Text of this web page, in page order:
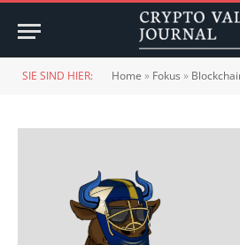
SIE SIND HIER: Home » Fokus »